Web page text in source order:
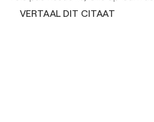
VERTAAL DIT CITAAT